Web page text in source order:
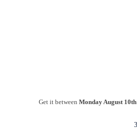
Get it betweenMonday August 10th